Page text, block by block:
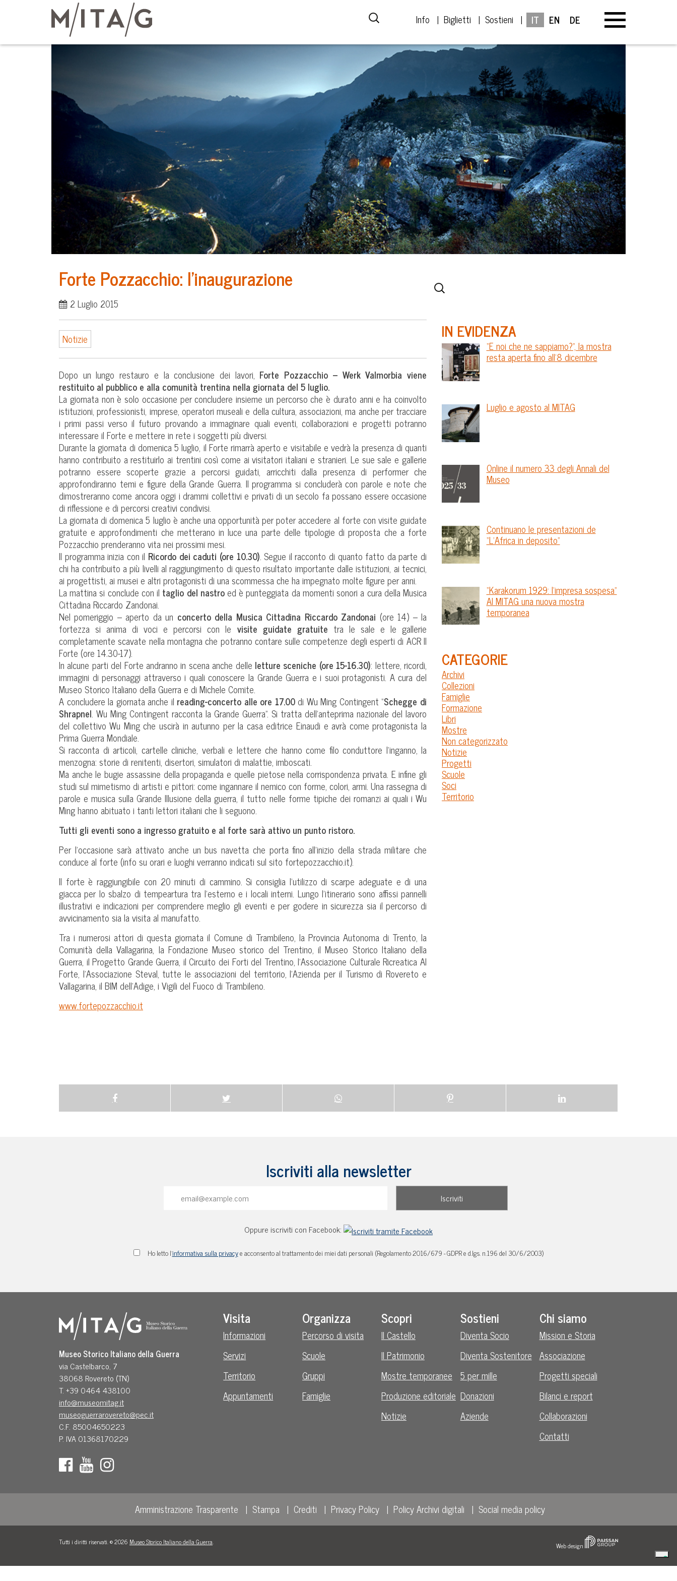
Info Biglietti Sostieni IT EN DE
Forte Pozzacchio: l’inaugurazione
2 Luglio 2015
Notizie
Dopo un lungo restauro e la conclusione dei lavori, Forte Pozzacchio – Werk Valmorbia viene
restituito al pubblico e alla comunità trentina nella giornata del 5 luglio.
La giornata non è solo occasione per concludere insieme un percorso che è durato anni e ha coinvolto
istituzioni, professionisti, imprese, operatori museali e della cultura, associazioni, ma anche per tracciare
i primi passi verso il futuro provando a immaginare quali eventi, collaborazioni e progetti potranno
interessare il Forte e mettere in rete i soggetti più diversi.
Durante la giornata di domenica 5 luglio, il Forte rimarrà aperto e visitabile e vedrà la presenza di quanti
hanno contribuito a restituirlo ai trentini così come ai visitatori italiani e stranieri. Le sue sale e gallerie
potranno essere scoperte grazie a percorsi guidati, arricchiti dalla presenza di performer che
approfondiranno temi e figure della Grande Guerra. Il programma si concluderà con parole e note che
dimostreranno come ancora oggi i drammi collettivi e privati di un secolo fa possano essere occasione
di riflessione e di percorsi creativi condivisi.
La giornata di domenica 5 luglio è anche una opportunità per poter accedere al forte con visite guidate
gratuite e approfondimenti che metterano in luce una parte delle tipologie di proposta che a forte
Pozzacchio prenderanno vita nei prossimi mesi.
Il programma inizia con il Ricordo dei caduti (ore 10.30). Segue il racconto di quanto fatto da parte di
chi ha contribuito a più livelli al raggiungimento di questo risultato importante dalle istituzioni, ai tecnici,
ai progettisti, ai musei e altri protagonisti di una scommessa che ha impegnato molte figure per anni.
La mattina si conclude con il taglio del nastroed è punteggiata da momenti sonori a cura della Musica
Cittadina Riccardo Zandonai.
Nel pomeriggio – aperto da un concerto della Musica Cittadina Riccardo Zandonai (ore 14) – la
fortezza si anima di voci e percorsi con le visite guidate gratuite tra le sale e le gallerie
completamente scavate nella montagna che potranno contare sulle competenze degli esperti di ACR Il
Forte (ore 14.30-17).
In alcune parti del Forte andranno in scena anche delle letture sceniche (ore 15-16.30): lettere, ricordi,
immagini di personaggi attraverso i quali conoscere la Grande Guerra e i suoi protagonisti. A cura del
Museo Storico Italiano della Guerra e di Michele Comite.
A concludere la giornata anche il reading-concerto alle ore 17.00di Wu Ming Contingent “Schegge di
Shrapnel. Wu Ming Contingent racconta la Grande Guerra”. Si tratta dell’anteprima nazionale del lavoro
del collettivo Wu Ming che uscirà in autunno per la casa editrice Einaudi e avrà come protagonista la
Prima Guerra Mondiale.
Si racconta di articoli, cartelle cliniche, verbali e lettere che hanno come filo conduttore l’inganno, la
menzogna: storie di renitenti, disertori, simulatori di malattie, imboscati.
Ma anche le bugie assassine della propaganda e quelle pietose nella corrispondenza privata. E infine gli
studi sul mimetismo di artisti e pittori: come ingannare il nemico con forme, colori, armi. Una rassegna di
parole e musica sulla Grande Illusione della guerra, il tutto nelle forme tipiche dei romanzi ai quali i Wu
Ming hanno abituato i tanti lettori italiani che li seguono.
Tutti gli eventi sono a ingresso gratuito e al forte sarà attivo un punto ristoro.
Per l’occasione sarà attivato anche un bus navetta che porta fino all’inizio della strada militare che
conduce al forte (info su orari e luoghi verranno indicati sul sito fortepozzacchio.it).
Il forte è raggiungibile con 20 minuti di cammino. Si consiglia l’utilizzo di scarpe adeguate e di una
giacca per lo sbalzo di tempeartura tra l’esterno e i locali interni. Lungo l’itinerario sono affissi pannelli
illustrativi e indicazioni per comprendere meglio gli eventi e per godere in sicurezza sia il percorso di
avvicinamento sia la visita al manufatto.
Tra i numerosi attori di questa giornata il Comune di Trambileno, la Provincia Autonoma di Trento, la
Comunità della Vallagarina, la Fondazione Museo storico del Trentino, il Museo Storico Italiano della
Guerra, il Progetto Grande Guerra, il Circuito dei Forti del Trentino, l’Associazione Culturale Ricreatica Al
Forte, l’Associazione Steval, tutte le associazioni del territorio, l’Azienda per il Turismo di Rovereto e
Vallagarina, il BIM dell’Adige, i Vigili del Fuoco di Trambileno.
www.fortepozzacchio.it
IN EVIDENZA
“E noi che ne sappiamo?”, la mostra
resta aperta fino all’8 dicembre
Luglio e agosto al MITAG
Online il numero 33 degli Annali del
Museo
Continuano le presentazioni de
“L’Africa in deposito”
“Karakorum 1929: l’impresa sospesa”
Al MITAG una nuova mostra
temporanea
CATEGORIE
Archivi
Collezioni
Famiglie
Formazione
Libri
Mostre
Non categorizzato
Notizie
Progetti
Scuole
Soci
Territorio
Iscriviti alla newsletter
Oppure iscriviti con Facebook:
Ho letto l'informativa sulla privacye acconsento al trattamento dei miei dati personali (Regolamento 2016/679 - GDPR e d.lgs. n.196 del 30/6/2003)
Museo Storico Italiano della Guerra
via Castelbarco, 7
38068 Rovereto (TN)
T. +39 0464 438100
info@museomitag.it
museoguerrarovereto@pec.it
C.F. 85004650223
P. IVA 01368170229
Visita
Informazioni
Servizi
Territorio
Appuntamenti
Organizza
Percorso di visita
Scuole
Gruppi
Famiglie
Scopri
Il Castello
Il Patrimonio
Mostre temporanee
Produzione editoriale
Notizie
Sostieni
Diventa Socio
Diventa Sostenitore
5 per mille
Donazioni
Aziende
Chi siamo
Mission e Storia
Associazione
Progetti speciali
Bilanci e report
Collaborazioni
Contatti
Amministrazione Trasparente Stampa Crediti Privacy Policy Policy Archivi digitali Social media policy
Tutti i diritti riservati. © 2026 Museo Storico Italiano della Guerra. Web design